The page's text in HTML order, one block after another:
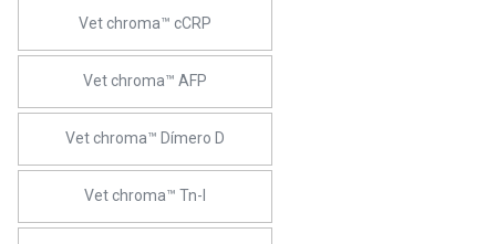
Vet chroma™ cCRP
Vet chroma™ AFP
Vet chroma™ Dímero D
Vet chroma™ Tn-I